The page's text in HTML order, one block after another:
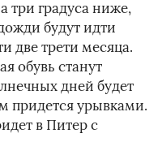
три градуса ниже,
будут идти
две трети месяца.
обувь станут
дней будет
придется урывками.
в Питер с